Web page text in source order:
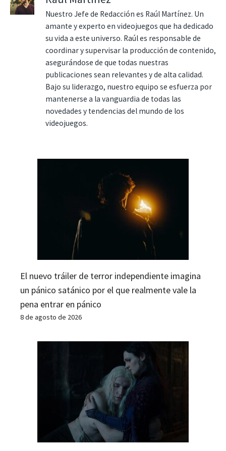
Nuestro Jefe de Redacción es Raúl Martínez. Un
amante y experto en videojuegos que ha dedicado
su vida a este universo. Raúl es responsable de
coordinar y supervisar la producción de contenido,
asegurándose de que todas nuestras
publicaciones sean relevantes y de alta calidad.
Bajo su liderazgo, nuestro equipo se esfuerza por
mantenerse a la vanguardia de todas las
novedades y tendencias del mundo de los
videojuegos.
El nuevo tráiler de terror independiente imagina
un pánico satánico por el que realmente vale la
pena entrar en pánico
8 de agosto de 2026